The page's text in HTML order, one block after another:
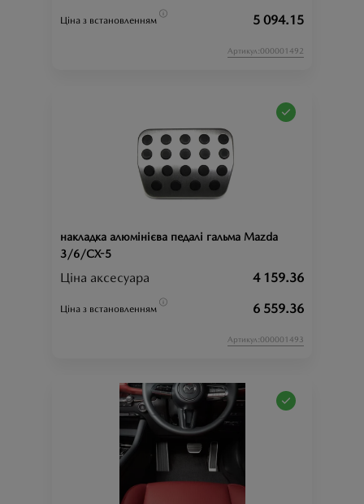
Ціна з встановленням 5 094.15
Артикул:000001492
накладка алюмінієва педалі гальма Mazda
3/6/CX-5
Ціна аксесуара 4 159.36
Ціна з встановленням 6 559.36
Артикул:000001493